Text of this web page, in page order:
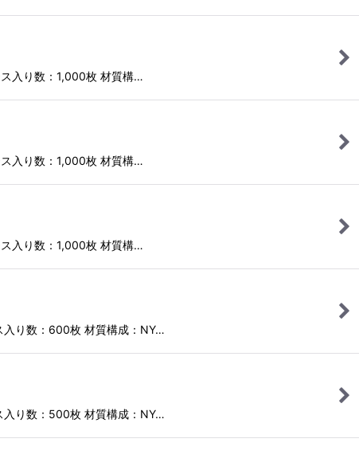
入り数：1,000枚 材質構…
入り数：1,000枚 材質構…
入り数：1,000枚 材質構…
り数：600枚 材質構成：NY…
り数：500枚 材質構成：NY…